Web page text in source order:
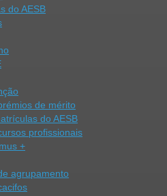
do AESB
de mérito
do AESB
profissionais
+
agrupamento